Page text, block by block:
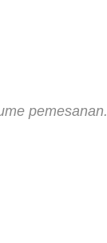
pemesanan.